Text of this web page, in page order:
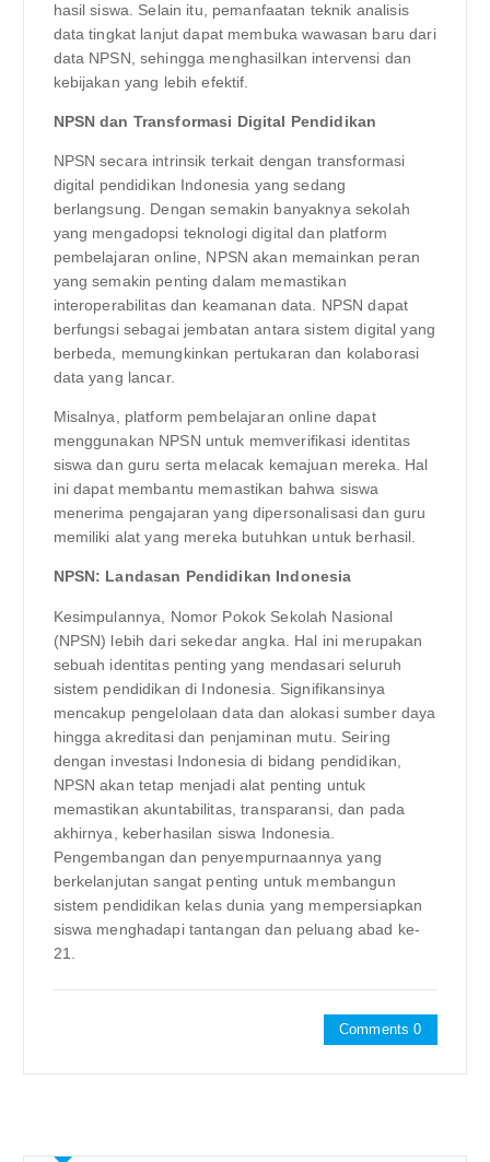
hasil siswa. Selain itu, pemanfaatan teknik analisis
data tingkat lanjut dapat membuka wawasan baru dari
data NPSN, sehingga menghasilkan intervensi dan
kebijakan yang lebih efektif.
NPSN dan Transformasi Digital Pendidikan
NPSN secara intrinsik terkait dengan transformasi
digital pendidikan Indonesia yang sedang
berlangsung. Dengan semakin banyaknya sekolah
yang mengadopsi teknologi digital dan platform
pembelajaran online, NPSN akan memainkan peran
yang semakin penting dalam memastikan
interoperabilitas dan keamanan data. NPSN dapat
berfungsi sebagai jembatan antara sistem digital yang
berbeda, memungkinkan pertukaran dan kolaborasi
data yang lancar.
Misalnya, platform pembelajaran online dapat
menggunakan NPSN untuk memverifikasi identitas
siswa dan guru serta melacak kemajuan mereka. Hal
ini dapat membantu memastikan bahwa siswa
menerima pengajaran yang dipersonalisasi dan guru
memiliki alat yang mereka butuhkan untuk berhasil.
NPSN: Landasan Pendidikan Indonesia
Kesimpulannya, Nomor Pokok Sekolah Nasional
(NPSN) lebih dari sekedar angka. Hal ini merupakan
sebuah identitas penting yang mendasari seluruh
sistem pendidikan di Indonesia. Signifikansinya
mencakup pengelolaan data dan alokasi sumber daya
hingga akreditasi dan penjaminan mutu. Seiring
dengan investasi Indonesia di bidang pendidikan,
NPSN akan tetap menjadi alat penting untuk
memastikan akuntabilitas, transparansi, dan pada
akhirnya, keberhasilan siswa Indonesia.
Pengembangan dan penyempurnaannya yang
berkelanjutan sangat penting untuk membangun
sistem pendidikan kelas dunia yang mempersiapkan
siswa menghadapi tantangan dan peluang abad ke-
21.
Comments 0